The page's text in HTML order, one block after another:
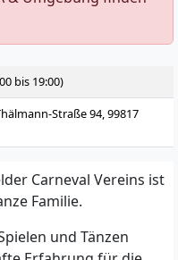
bis 19:00)
Straße 94, 99817
Carneval Vereins ist
Familie.
und Tänzen